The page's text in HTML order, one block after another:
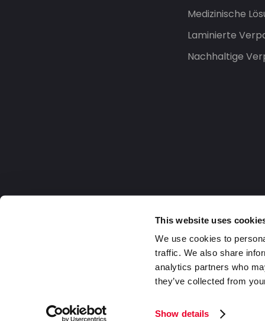
This website uses
We use cookies to
traffic. We also share
analytics partners who
they’ve collected from
Show details
Medizinische
Laminierte
Nachhaltige
2026 DaklaPack Group. Alle Rechte